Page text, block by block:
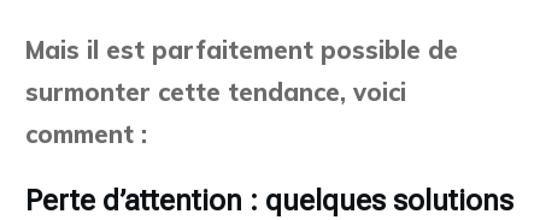
Mais il est parfaitement possible de
surmonter cette tendance, voici
comment :
Perte d’attention : quelques solutions